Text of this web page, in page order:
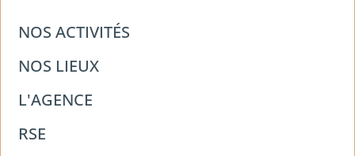
NOS ACTIVITÉS
NOS LIEUX
L'AGENCE
RSE